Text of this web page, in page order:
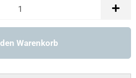
Warenkorb